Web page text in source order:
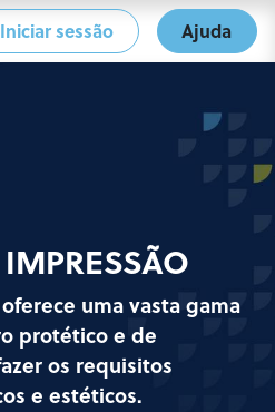
Iniciar sessão Ajuda
uma vasta gama
protético e de
os requisitos
e estéticos.